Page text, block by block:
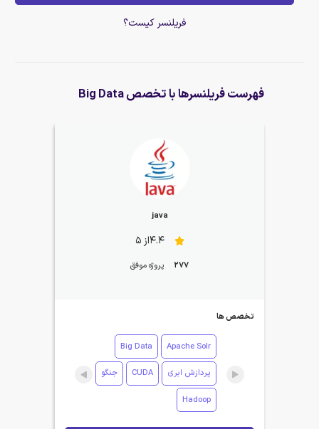
فریلنسر کیست؟
فهرست فریلنسرها با تخصص Big Data
java
4.4از 5
277 پروژه موفق
تخصص ها
Apache Solr
Big Data
پردازش ابری CUDA جنگو
Hadoop